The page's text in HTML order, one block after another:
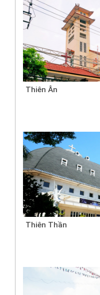
Thiên Ân
Thiên Thần